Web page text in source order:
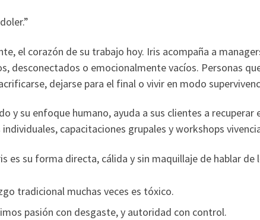
el corazón de su trabajo hoy. Iris acompaña a
desconectados o emocionalmente vacíos. Personas
dejarse para el final o vivir en modo
y su enfoque humano, ayuda a sus clientes a
capacitaciones grupales y workshops
es su forma directa, cálida y sin maquillaje de hablar de
tradicional muchas veces es tóxico.
pasión con desgaste, y autoridad con control.